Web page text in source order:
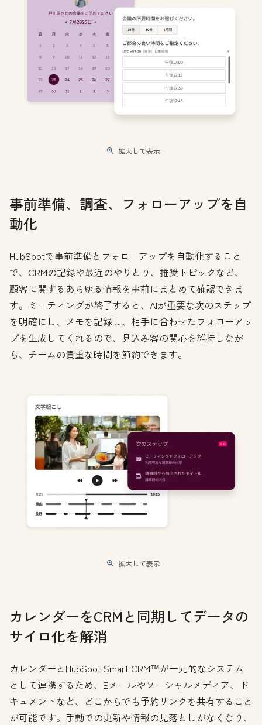
拡大して表示
事前準備、調査、フォローアップを自
動化
HubSpotで事前準備とフォローアップを自動化すること
で、CRMの記録や最近のやりとり、推奨トピックなど、
顧客に関するあらゆる情報を事前にまとめて確認できま
す。ミーティングが終了すると、AIが重要な次のステップ
を明確にし、メモを記録し、相手に合わせたフォローアッ
プを生成してくれるので、見込み客の関心を維持しなが
ら、チームの貴重な時間を節約できます。
拡大して表示
カレンダーをCRMと同期してデータの
サイロ化を解消
カレンダーとHubSpot Smart CRM™が一元的なシステム
として連携するため、Eメールやソーシャルメディア、ド
キュメントなど、どこからでも予約リンクを共有すること
が可能です。手動での更新や情報の見落としがなくなり、